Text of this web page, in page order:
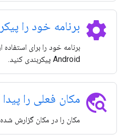
settings برنامه خود را
Android پیکربندی کنید.
travel_explore مکان فعلی را
مکان را در مکان گزارش